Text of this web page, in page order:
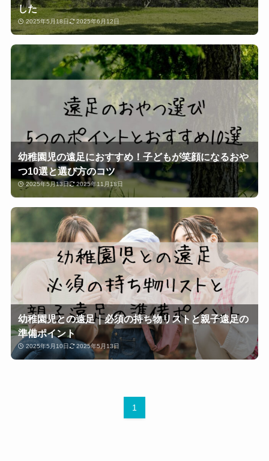
した
2025年5月18日 2025年6月12日
幼稚園児の遠足におすすめ！子どもが笑顔になるおや
つ10選と選び方のコツ
2025年5月13日 2025年11月18日
幼稚園児との遠足｜必須の持ち物リストと親子遠足の
準備ポイント
2025年5月10日 2025年5月13日
1